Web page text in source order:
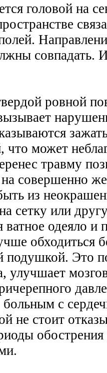
головой на
совпадать.
ровной
может
травму
совершенно
из
сетку или
ватное одеяло
обходиться
подушкой. Это
улучшает
с
не стоит